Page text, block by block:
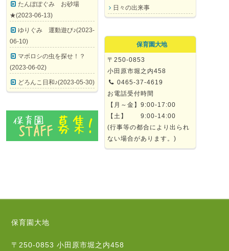
たんぽぽぐみ お砂場
★(2023-06-13)
ゆりぐみ 運動遊び♪(2023-
06-10)
マボロシの虫を探せ！？
(2023-06-02)
どろんこ日和♪(2023-05-30)
日々の出来事
保育園大地
〒250-0853
小田原市堀之内458
0465-37-4619
お電話受付時間
【月～金】9:00-17:00
【土】 9:00-14:00
(行事等の都合により出られ
ない場合があります。)
保育園大地
〒250-0853 小田原市堀之内458